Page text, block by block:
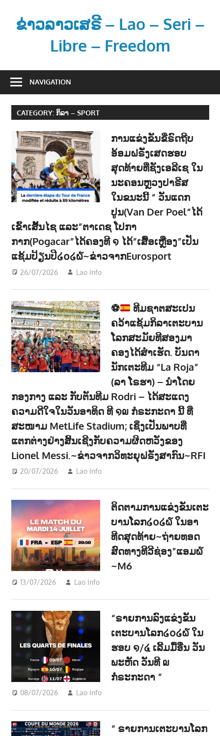
contentຂ່າວລາວເສຣີ – Lao – Seri –
Libre – Freedom
າ
ແ
ມູ
ນ
ຂ່
າ
ວ
າ
ນ
NAVIGATION
CATEGORY: ກິລາ – SPORT
ການແຂ່ງຂັນຂີ່ຣົດຖີບ
ອ້ອມຝຣັ່ງເສດຮອບ
ສຸດທ້າຍທີ່ຊັງເອລີເຊ ໃນ
ນະຄອນຫຼວງປາຣີສ
ໃນຂນະນີ້ “ ວັນແດກ
ປູນ(Van Der Poel”ໄດ້
ເຂົ້າເສັ້ນໄຊ ແລະ”ຕາເດຊ ໂປກາ
ກາກ(Pogacar”ໄດ້ຄອງທີ ໑ ໄດ້”ເສື້ອເຫຼືອງ”ເປັນ
ແຊ້ມປ້ຽນປີ໒໐໒໖~ຂ່າວຈາກEurosport
26/07/2026 Lao Info
⚽
ທີມຊາຕສະເປນ
ຄວ້າແຊ້ມກິລາເຕະບານ
ໂລກສະມັຍທີສອງມາ
ຄອງໄດ້ສຳເຮັດ. ບັນດາ
ນັກເຕະທີມ “La Roja”
(ລາ ໂຣຮາ) – ນຳໂດຍ
ກອງກາງ ແລະ ກັບຕັນທີມ Rodri – ໄດ້ສະແດງ
ຄວາມດີໃຈໃນວັນອາທິດ ທີ ໑໙ ກໍຣະກະດາ ນີ້ ທີ່
ສະໜາມ MetLife Stadium; ເຊິ່ງເປັນພາບທີ່
ແຕກຕ່າງຢ່າງສິ້ນເຊີງກັບຄວາມຜິດຫວັງຂອງ
Lionel Messi.~ຂ່າວຈາກວິທະຍຸຝຣັ່ງສາກົນ~RFI
20/07/2026 Lao Info
ຕິດຕາມການແຂ່ງຂັນເຕະ
ບານໂລກ໒໐໒໖ ໃນອາ
ທີດສຸດທ້າຍ~ຖ່າຍທອດ
ສົດທາງທີວີຊ່ອງ”ແອມ໖
~M6
13/07/2026 Lao Info
“ຣາຍການລົງແຂ່ງຂັນ
ເຕະບານໂລກ໒໐໒໖ ໃນ
ຮອບ ໑/໔ ເລີ້ມມື້ອື່ນ ວັນ
ພະຫັດ ວັນທີ ໙
ກໍຣະກະດາ ”
08/07/2026 Lao Info
“ ຣາຍການເຕະບານໂລກ